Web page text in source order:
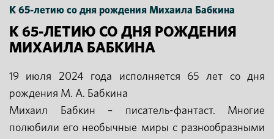
К 65-летию со дня рождения Михаила Бабкина
К 65-ЛЕТИЮ СО ДНЯ РОЖДЕНИЯ
МИХАИЛА БАБКИНА
19 июля 2024 года исполняется 65 лет со дня
рождения М. А. Бабкина
Михаил Бабкин – писатель-фантаст. Многие
полюбили его необычные миры с разнообразными